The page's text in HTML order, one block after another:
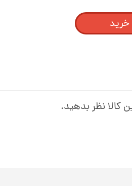
کالا نظر بدهید.